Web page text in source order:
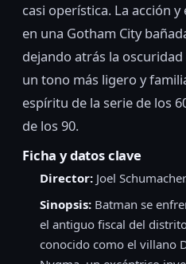
casi operística. La acción
en una Gotham City
dejando atrás la
un tono más ligero y
espíritu de la serie de los
de los 90.
Ficha y datos clave
Director: Joel
Sinopsis: Batman se
el antiguo fiscal del
conocido como el villano